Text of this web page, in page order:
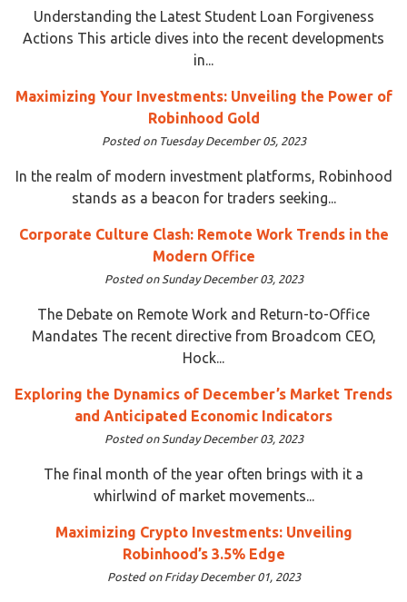
Understanding the Latest Student Loan Forgiveness
Actions This article dives into the recent developments
in...
Maximizing Your Investments: Unveiling the Power of
Robinhood Gold
Posted on Tuesday December 05, 2023
In the realm of modern investment platforms, Robinhood
stands as a beacon for traders seeking...
Corporate Culture Clash: Remote Work Trends in the
Modern Office
Posted on Sunday December 03, 2023
The Debate on Remote Work and Return-to-Office
Mandates The recent directive from Broadcom CEO,
Hock...
Exploring the Dynamics of December’s Market Trends
and Anticipated Economic Indicators
Posted on Sunday December 03, 2023
The final month of the year often brings with it a
whirlwind of market movements...
Maximizing Crypto Investments: Unveiling
Robinhood’s 3.5% Edge
Posted on Friday December 01, 2023